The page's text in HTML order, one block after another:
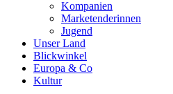
Kompanien
Marketenderinnen
Jugend
Unser Land
Blickwinkel
Europa & Co
Kultur